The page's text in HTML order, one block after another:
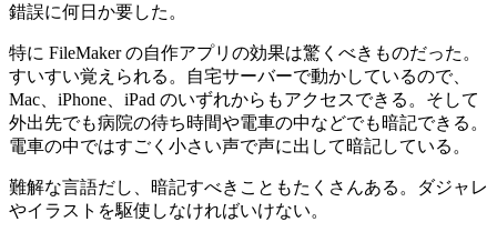
錯誤に何日か要した。
特に FileMaker の自作アプリの効果は驚くべきものだった。
すいすい覚えられる。自宅サーバーで動かしているので、
Mac、iPhone、iPad のいずれからもアクセスできる。そして
外出先でも病院の待ち時間や電車の中などでも暗記できる。
電車の中ではすごく小さい声で声に出して暗記している。
難解な言語だし、暗記すべきこともたくさんある。ダジャレ
やイラストを駆使しなければいけない。